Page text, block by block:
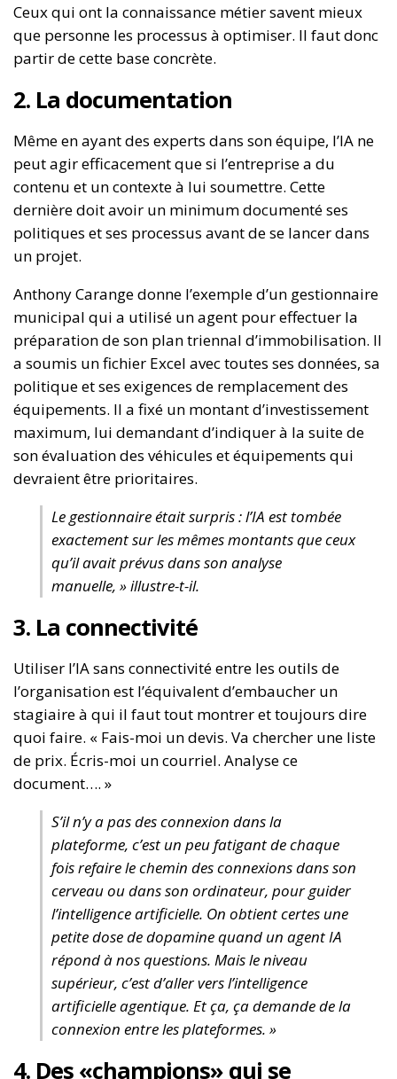
Ceux qui ont la connaissance métier savent mieux
que personne les processus à optimiser. Il faut donc
partir de cette base concrète.
2. La documentation
Même en ayant des experts dans son équipe, l’IA ne
peut agir efficacement que si l’entreprise a du
contenu et un contexte à lui soumettre. Cette
dernière doit avoir un minimum documenté ses
politiques et ses processus avant de se lancer dans
un projet.
Anthony Carange donne l’exemple d’un gestionnaire
municipal qui a utilisé un agent pour effectuer la
préparation de son plan triennal d’immobilisation. Il
a soumis un fichier Excel avec toutes ses données, sa
politique et ses exigences de remplacement des
équipements. Il a fixé un montant d’investissement
maximum, lui demandant d’indiquer à la suite de
son évaluation des véhicules et équipements qui
devraient être prioritaires.
Le gestionnaire était surpris : l’IA est tombée
exactement sur les mêmes montants que ceux
qu’il avait prévus dans son analyse
manuelle, » illustre-t-il.
3. La connectivité
Utiliser l’IA sans connectivité entre les outils de
l’organisation est l’équivalent d’embaucher un
stagiaire à qui il faut tout montrer et toujours dire
quoi faire. « Fais-moi un devis. Va chercher une liste
de prix. Écris-moi un courriel. Analyse ce
document…. »
S’il n’y a pas des connexion dans la
plateforme, c’est un peu fatigant de chaque
fois refaire le chemin des connexions dans son
cerveau ou dans son ordinateur, pour guider
l’intelligence artificielle. On obtient certes une
petite dose de dopamine quand un agent IA
répond à nos questions. Mais le niveau
supérieur, c’est d’aller vers l’intelligence
artificielle agentique. Et ça, ça demande de la
connexion entre les plateformes. »
4. Des «champions» qui se